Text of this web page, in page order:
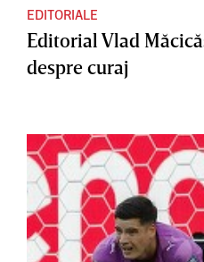
EDITORIALE
Editorial Vlad
despre curaj